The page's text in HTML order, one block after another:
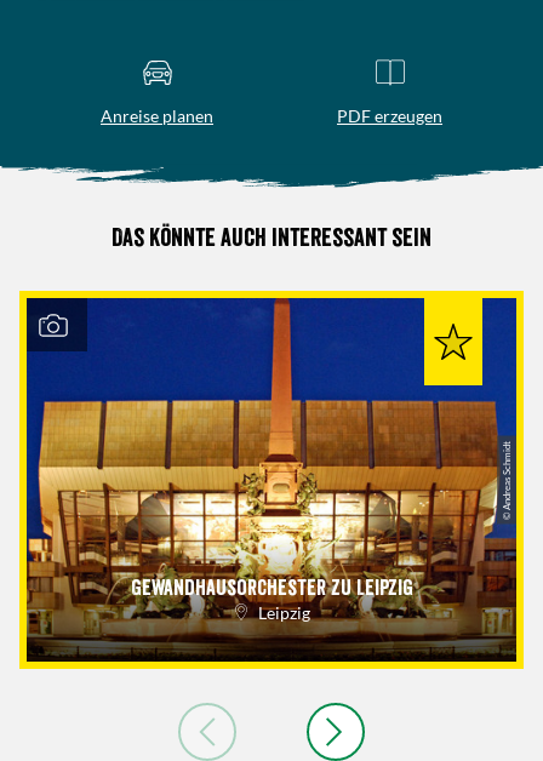
Anreise planen PDF erzeugen
Das könnte auch interessant sein
Gewandhausorchester zu Leipzig
Leipzig
© Andreas Schmidt